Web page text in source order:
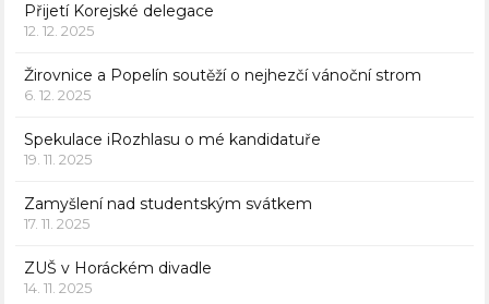
Přijetí Korejské delegace
12. 12. 2025
Žirovnice a Popelín soutěží o nejhezčí vánoční strom
6. 12. 2025
Spekulace iRozhlasu o mé kandidatuře
19. 11. 2025
Zamyšlení nad studentským svátkem
17. 11. 2025
ZUŠ v Horáckém divadle
14. 11. 2025